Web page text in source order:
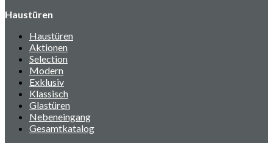
Haustüren
Haustüren
Aktionen
Selection
Modern
Exklusiv
Klassisch
Glastüren
Nebeneingang
Gesamtkatalog